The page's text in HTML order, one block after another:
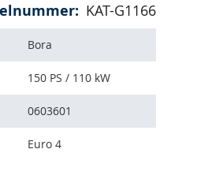
KAT-G1166
Bora
150 PS / 110 kW
0603601
Euro 4